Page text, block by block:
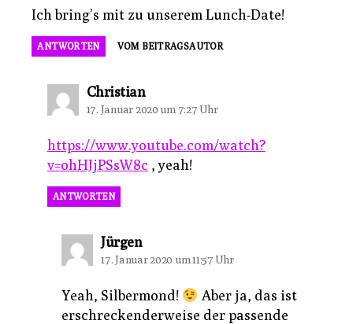
Ich bring’s mit zu unserem Lunch-Date!
ANTWORTEN VOM BEITRAGSAUTOR
Christiansagt:
17. Januar 2020 um 7:27 Uhr
https://www.youtube.com/watch?
v=ohHJjPSsW8c, yeah!
ANTWORTEN
Jürgensagt:
17. Januar 2020 um 11:57 Uhr
Yeah, Silbermond!
Aber ja, das ist
erschreckenderweise der passende